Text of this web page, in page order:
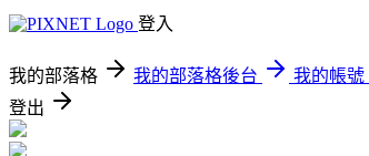
登入
我的部落格 我的部落格後台
我的帳號
登出